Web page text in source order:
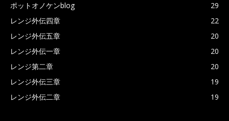
ポットオノケンblog
29
レンジ外伝四章
22
レンジ外伝五章
20
レンジ外伝一章
20
レンジ第二章
20
レンジ外伝三章
19
レンジ外伝二章
19